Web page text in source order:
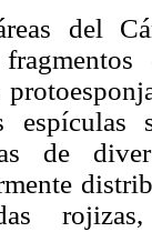
del
espículas
de